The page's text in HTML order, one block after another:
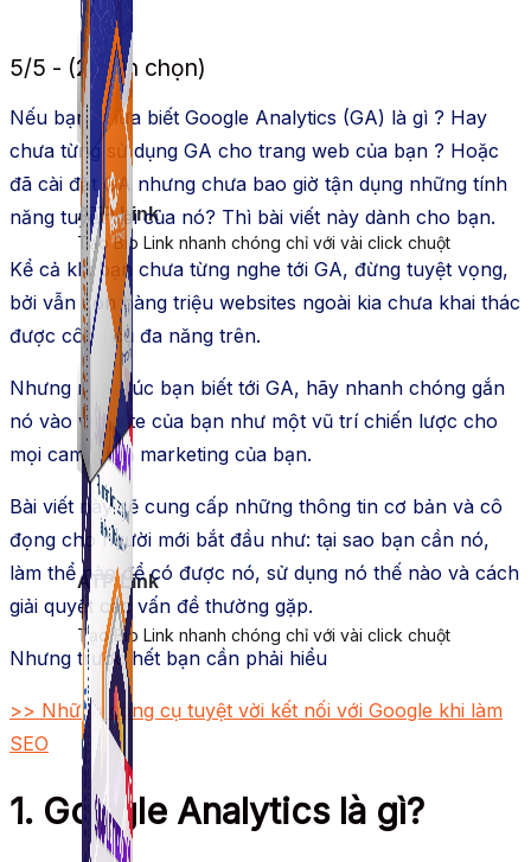
ATP Link
Tạo Bio Link nhanh chóng chỉ với vài click chuột
ATP Link
Tạo Bio Link nhanh chóng chỉ với vài click chuột
5/5 - (2 bình chọn)
Nếu bạn Chưa biết Google Analytics (GA) là gì ? Hay
chưa từng sử dụng GA cho trang web của bạn ? Hoặc
đã cài đặt GA nhưng chưa bao giờ tận dụng những tính
năng tuyệt vời của nó? Thì bài viết này dành cho bạn.
Kể cả khi bạn chưa từng nghe tới GA, đừng tuyệt vọng,
bởi vẫn còn hàng triệu websites ngoài kia chưa khai thác
được công cụ đa năng trên.
Nhưng ngay lúc bạn biết tới GA, hãy nhanh chóng gắn
nó vào website của bạn như một vũ trí chiến lược cho
mọi campaign marketing của bạn.
Bài viết này sẽ cung cấp những thông tin cơ bản và cô
đọng cho người mới bắt đầu như: tại sao bạn cần nó,
làm thể nào để có được nó, sử dụng nó thế nào và cách
giải quyết các vấn đề thường gặp.
Nhưng trước hết bạn cần phải hiểu
>> Những công cụ tuyệt vời kết nối với Google khi làm
SEO
1. Google Analytics là gì?